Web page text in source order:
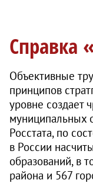
Справка
Объективные
принципов
уровне создает
муниципальных
Росстата, по
в России
образований, в
района и 567